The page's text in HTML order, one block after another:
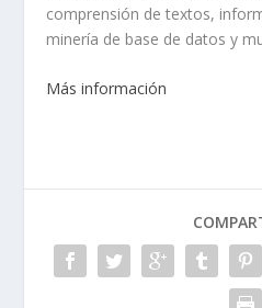
comprensión de textos,
minería de base de datos y
Más información